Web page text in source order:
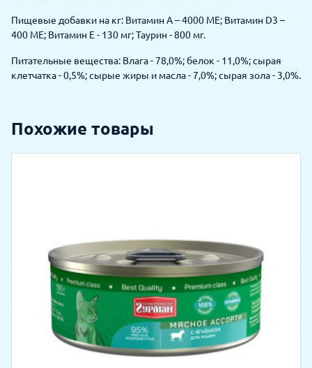
Пищевые добавки на кг: Витамин А – 4000 МЕ; Витамин D3 –
400 МЕ; Витамин E - 130 мг; Таурин - 800 мг.
Питательные вещества: Влага - 78,0%; белок - 11,0%; сырая
клетчатка - 0,5%; сырые жиры и масла - 7,0%; сырая зола - 3,0%.
Похожие товары